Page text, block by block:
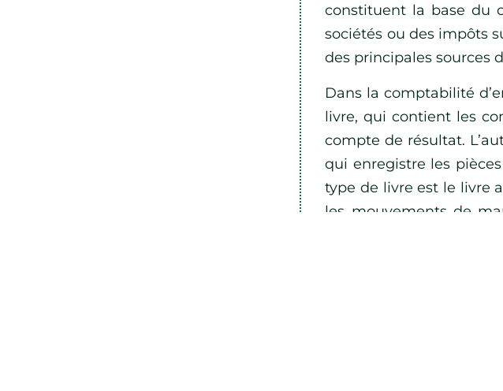
constituent la base du
sociétés ou des impôts
des principales sources
Dans la comptabilité
livre, qui contient les
compte de résultat.
qui enregistre les
type de livre est le livre
les mouvements de